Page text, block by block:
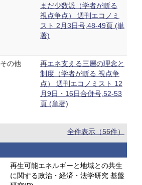
まだ少数派（学者が斬る
視点争点） 週刊エコノミ
スト 2月3日号,48-49頁 (単
著)
その他
再エネ支える三層の理念と
制度（学者が斬る 視点争
点） 週刊エコノミスト 12
月9日・16日合併号,52-53
頁 (単著)
全件表示（56件）
再生可能エネルギーと地域との共生
に関する政治・経済・法学研究 基盤